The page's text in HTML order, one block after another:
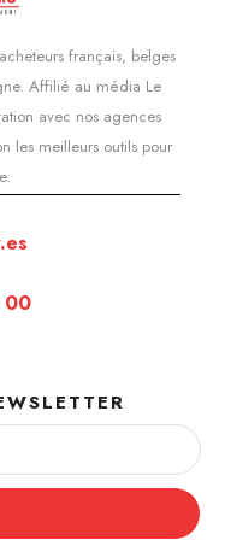
français, belges
Affilié au média Le
avec nos agences
les meilleurs outils pour
00